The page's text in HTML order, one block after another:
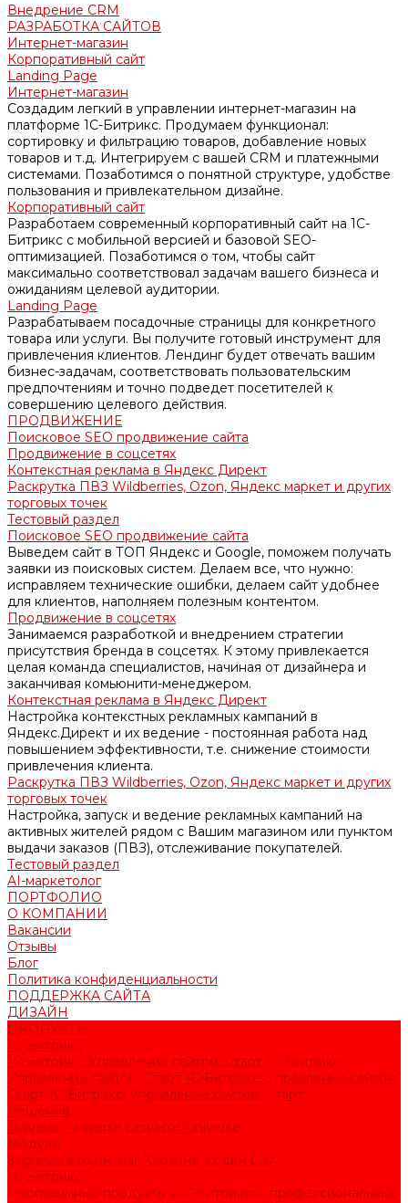
Внедрение CRM
РАЗРАБОТКА САЙТОВ
Интернет-магазин
Корпоративный сайт
Landing Page
Интернет-магазин
Создадим легкий в управлении интернет-магазин на
платформе 1С-Битрикс. Продумаем функционал:
сортировку и фильтрацию товаров, добавление новых
товаров и т.д. Интегрируем с вашей CRM и платежными
системами. Позаботимся о понятной структуре, удобстве
пользования и привлекательном дизайне.
Корпоративный сайт
Разработаем современный корпоративный сайт на 1С-
Битрикс с мобильной версией и базовой SEO-
оптимизацией. Позаботимся о том, чтобы сайт
максимально соответствовал задачам вашего бизнеса и
ожиданиям целевой аудитории.
Landing Page
Разрабатываем посадочные страницы для конкретного
товара или услуги. Вы получите готовый инструмент для
привлечения клиентов. Лендинг будет отвечать вашим
бизнес-задачам, соответствовать пользовательским
предпочтениям и точно подведет посетителей к
совершению целевого действия.
ПРОДВИЖЕНИЕ
Поисковое SEO продвижение сайта
Продвижение в соцсетях
Контекстная реклама в Яндекс Директ
Раскрутка ПВЗ Wildberries, Ozon, Яндекс маркет и других
торговых точек
Тестовый раздел
Поисковое SEO продвижение сайта
Выведем сайт в ТОП Яндекс и Google, поможем получать
заявки из поисковых систем. Делаем все, что нужно:
исправляем технические ошибки, делаем сайт удобнее
для клиентов, наполняем полезным контентом.
Продвижение в соцсетях
Занимаемся разработкой и внедрением стратегии
присутствия бренда в соцсетях. К этому привлекается
целая команда специалистов, начиная от дизайнера и
заканчивая комьюнити-менеджером.
Контекстная реклама в Яндекс Директ
Настройка контекстных рекламных кампаний в
Яндекс.Директ и их ведение - постоянная работа над
повышением эффективности, т.е. снижение стоимости
привлечения клиента.
Раскрутка ПВЗ Wildberries, Ozon, Яндекс маркет и других
торговых точек
Настройка, запуск и ведение рекламных кампаний на
активных жителей рядом с Вашим магазином или пунктом
выдачи заказов (ПВЗ), отслеживание покупателей.
Тестовый раздел
AI-маркетолог
ПОРТФОЛИО
О КОМПАНИИ
Вакансии
Отзывы
Блог
Политика конфиденциальности
ПОДДЕРЖКА САЙТА
ДИЗАЙН
ПРОДУКТЫ
1С-Битрикс
1С-Битрикс: Управление сайтом. Старт 1С-Битрикс:
Управление сайтом. Старт 1С-Битрикс: Управление сайтом.
Старт 1С-Битрикс: Управление сайтом. Старт
Решения
Universe Universe Universe Universe
Модули
Корзина в один шаг Корзина в один шаг
1С-Битрикс
Программные продукты «1С-Битрикс» - профессиональные